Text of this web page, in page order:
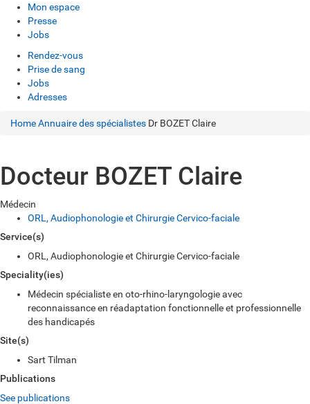
Mon espace
Presse
Jobs
Rendez-vous
Prise de sang
Jobs
Adresses
HomeAnnuaire des spécialistes Dr BOZET Claire
Docteur BOZET Claire
Médecin
ORL, Audiophonologie et Chirurgie Cervico-faciale
Service(s)
ORL, Audiophonologie et Chirurgie Cervico-faciale
Speciality(ies)
Médecin spécialiste en oto-rhino-laryngologie avec
reconnaissance en réadaptation fonctionnelle et professionnelle
des handicapés
Site(s)
Sart Tilman
Publications
See publications